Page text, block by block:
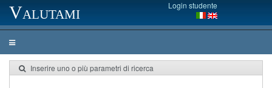
Valutami Login studente
Inserire uno o più parametri di ricerca